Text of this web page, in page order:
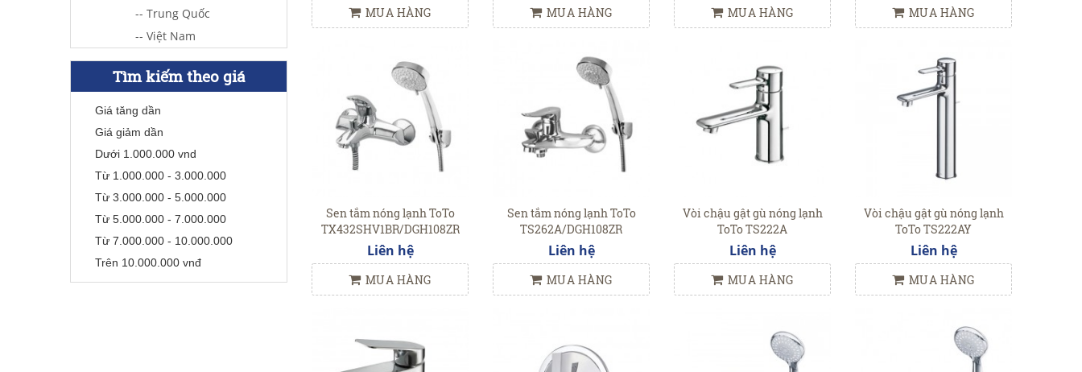
-- Trung Quốc
-- Việt Nam
Tìm kiếm theo giá
Giá tăng dần
Giá giảm dần
Dưới 1.000.000 vnd
Từ 1.000.000 - 3.000.000
Từ 3.000.000 - 5.000.000
Từ 5.000.000 - 7.000.000
Từ 7.000.000 - 10.000.000
Trên 10.000.000 vnđ
MUA HÀNG MUA HÀNG MUA HÀNG MUA HÀNG
Sen tắm nóng lạnh ToTo
TX432SHV1BR/DGH108ZR
Liên hệ
MUA HÀNG
Sen tắm nóng lạnh ToTo
TS262A/DGH108ZR
Liên hệ
MUA HÀNG
Vòi chậu gật gù nóng lạnh
ToTo TS222A
Liên hệ
MUA HÀNG
Vòi chậu gật gù nóng lạnh
ToTo TS222AY
Liên hệ
MUA HÀNG